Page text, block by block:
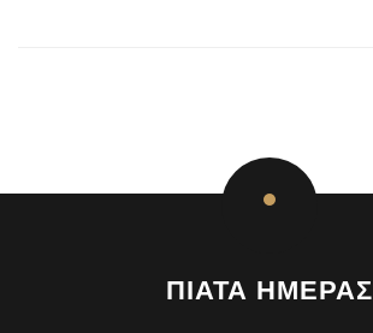
ΠΙΑΤΑ ΗΜΕΡΑΣ